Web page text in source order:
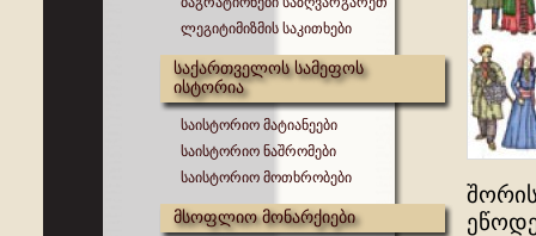
ლეგიტიმიზმის საკითხები
საქართველოს სამეფოს
ისტორია
საისტორიო მატიანეები
საისტორიო ნაშრომები
საისტორიო მოთხრობები
მსოფლიო მონარქიები